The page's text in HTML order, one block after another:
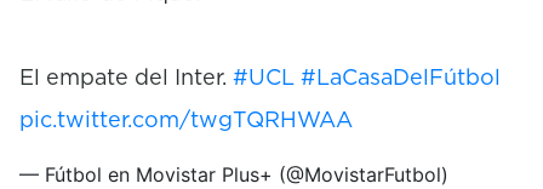
El empate del Inter. #UCL #LaCasaDelFútbol
pic.twitter.com/twgTQRHWAA
— Fútbol en Movistar Plus+ (@MovistarFutbol)